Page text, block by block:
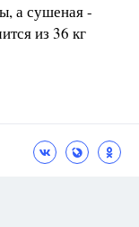
а сушеная -
из 36 кг